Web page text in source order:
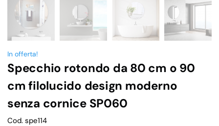
In offerta!
Specchio rotondo da 80 cm o 90
cm filolucido design moderno
senza cornice SP060
Cod. spe114